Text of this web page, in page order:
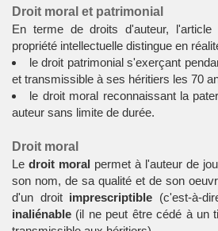
Droit moral et patrimonial
En terme de droits d'auteur,
propriété intellectuelle distingue en
le droit patrimonial s'exerçant
et transmissible à ses héritiers les 70
le droit moral reconnaissant la
auteur sans limite de durée.
Droit moral
Le droit moral permet à l'auteur de
son nom, de sa qualité et de son
d'un droit imprescriptible (c'est-à-
inaliénable (il ne peut être cédé à un